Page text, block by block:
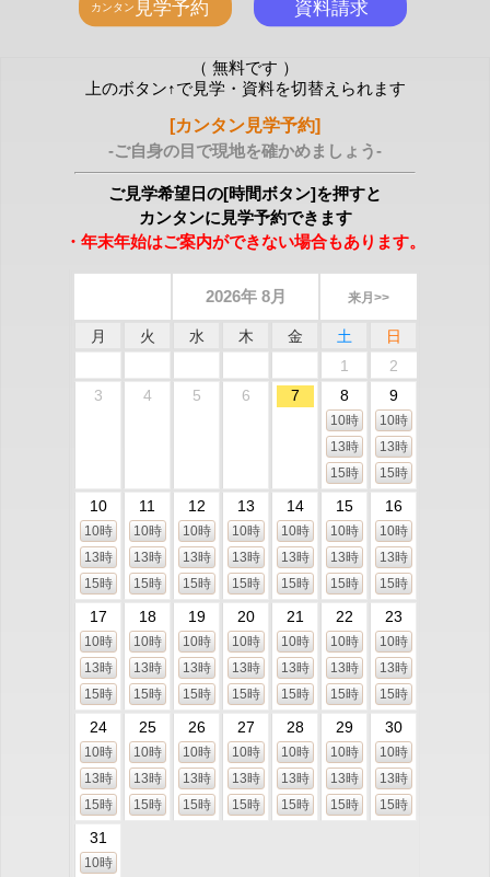
（ 無料です ）
上のボタン↑で見学・資料を切替えられます
[カンタン見学予約]
-ご自身の目で現地を確かめましょう-
ご見学希望日の[時間ボタン]を押すと
カンタンに見学予約できます
・年末年始はご案内ができない場合もあります。
2026年 8月 来月>>
月 火 水 木 金 土
日
1
2
3
4 5 6 7 8
10時
13時
15時
9
10時
13時
15時
10
10時
13時
15時
11
10時
13時
15時
12
10時
13時
15時
13
10時
13時
15時
14
10時
13時
15時
15
10時
13時
15時
16
10時
13時
15時
17
10時
13時
15時
18
10時
13時
15時
19
10時
13時
15時
20
10時
13時
15時
21
10時
13時
15時
22
10時
13時
15時
23
10時
13時
15時
24
10時
13時
15時
25
10時
13時
15時
26
10時
13時
15時
27
10時
13時
15時
28
10時
13時
15時
29
10時
13時
15時
30
10時
13時
15時
31
10時